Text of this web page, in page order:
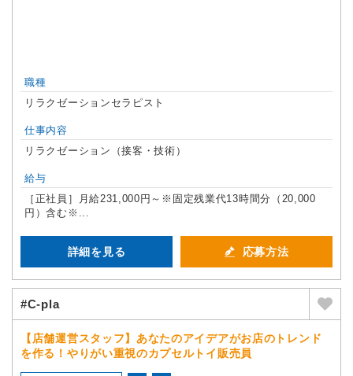
職種
リラクゼーションセラピスト
仕事内容
リラクゼーション（接客・技術）
給与
［正社員］月給231,000円～※固定残業代13時間分（20,000
円）含む※...
詳細を見る 応募方法
#C-pla
【店舗運営スタッフ】あなたのアイデアがお店のトレンド
を作る！やりがい重視のカプセルトイ販売員